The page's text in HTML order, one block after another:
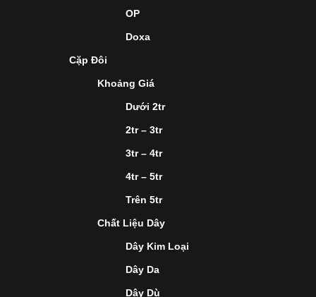
OP
Doxa
Cặp Đôi
Khoảng Giá
Dưới 2tr
2tr – 3tr
3tr – 4tr
4tr – 5tr
Trên 5tr
Chất Liệu Dây
Dây Kim Loại
Dây Da
Dây Dù